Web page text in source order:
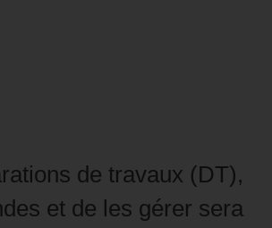
de travaux (DT),
et de les gérer sera